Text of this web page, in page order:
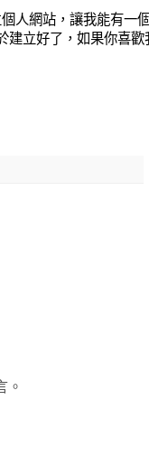
人網站，讓我能有一
建立好了，如果你喜
。